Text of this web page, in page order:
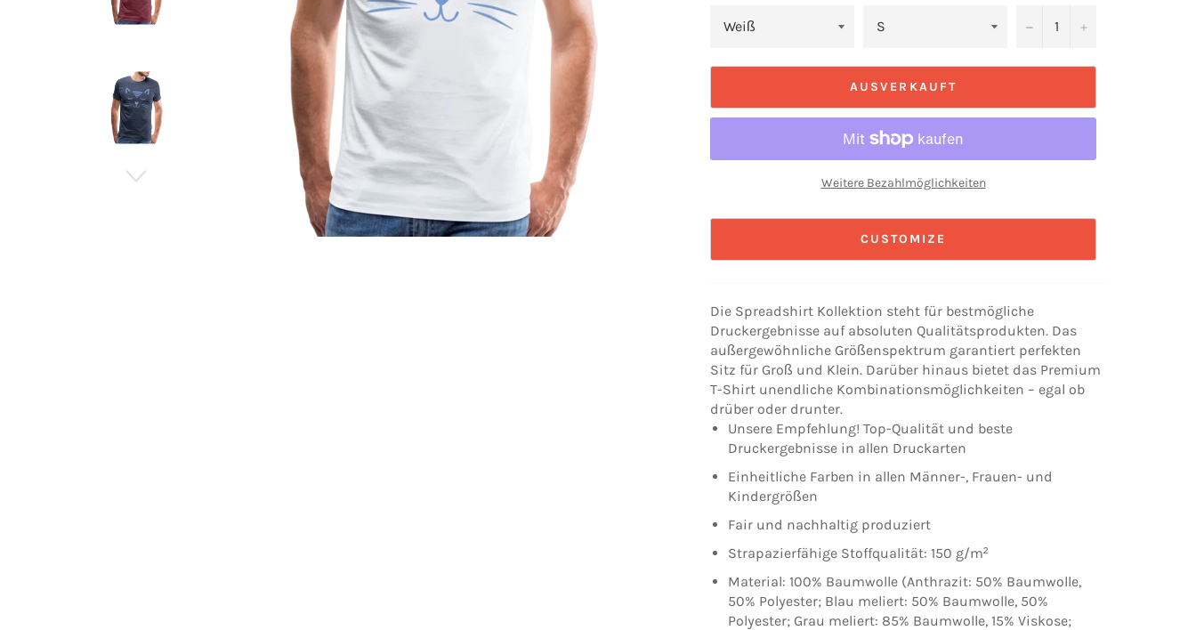
− +
AUSVERKAUFT
Weitere Bezahlmöglichkeiten
CUSTOMIZE
Die Spreadshirt Kollektion steht für bestmögliche
Druckergebnisse auf absoluten Qualitätsprodukten. Das
außergewöhnliche Größenspektrum garantiert perfekten
Sitz für Groß und Klein. Darüber hinaus bietet das Premium
T-Shirt unendliche Kombinationsmöglichkeiten – egal ob
drüber oder drunter.
Unsere Empfehlung! Top-Qualität und beste
Druckergebnisse in allen Druckarten
Einheitliche Farben in allen Männer-, Frauen- und
Kindergrößen
Fair und nachhaltig produziert
Strapazierfähige Stoffqualität: 150 g/m²
Material: 100% Baumwolle (Anthrazit: 50% Baumwolle,
50% Polyester; Blau meliert: 50% Baumwolle, 50%
Polyester; Grau meliert: 85% Baumwolle, 15% Viskose;